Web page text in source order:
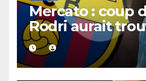
Mercato : coup
Rodri aurait
XXL avec le
contrat